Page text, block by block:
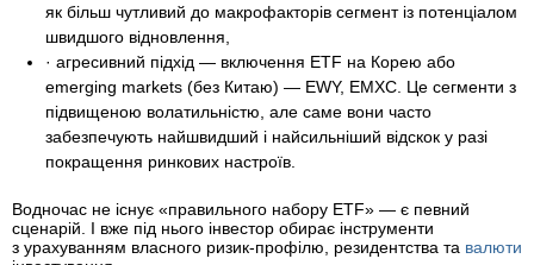
як більш чутливий до макрофакторів сегмент із потенціалом
швидшого відновлення,
· агресивний підхід — включення ETF на Корею або
emerging markets (без Китаю) — EWY, EMXC. Це сегменти з
підвищеною волатильністю, але саме вони часто
забезпечують найшвидший і найсильніший відскок у разі
покращення ринкових настроїв.
Водночас не існує «правильного набору ETF» — є певний
сценарій. І вже під нього інвестор обирає інструменти
з урахуванням власного ризик-профілю, резидентства та валюти